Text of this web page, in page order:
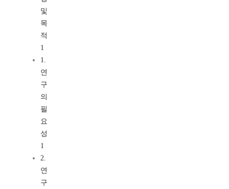
및
목
적
1
1.
연
구
의
필
요
성
1
2.
연
구